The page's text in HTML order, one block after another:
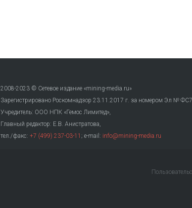
2008-2023 © Сетевое издание «mining-media.ru»
Зарегистрировано Роскомнадзор 23.11.2017 г. за номером Эл №
Учредитель: ООО НПК «Гемос Лимитед»,
Главный редактор: Е.В. Анистратова,
тел./факс: +7 (499) 237-03-11 ; e-mail: info@mining-media.ru